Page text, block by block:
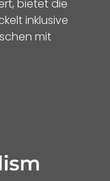
bietet die
inklusive
mit